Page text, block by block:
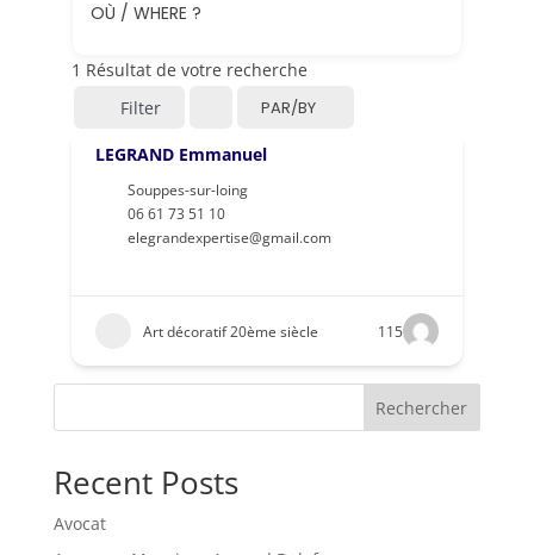
OÙ / WHERE ?
1 Résultat de votre recherche
Filter
PAR/BY
LEGRAND Emmanuel
Souppes-sur-loing
06 61 73 51 10
elegrandexpertise@gmail.com
Art décoratif 20ème siècle 115
Rechercher
Recent Posts
Avocat